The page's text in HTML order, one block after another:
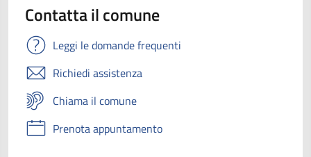
Contatta il comune
Leggi le domande frequenti
Richiedi assistenza
Chiama il comune
Prenota appuntamento